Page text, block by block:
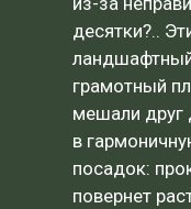
десятки?..
ландшафтный
грамотный
мешали друг
в
посадок:
повернет